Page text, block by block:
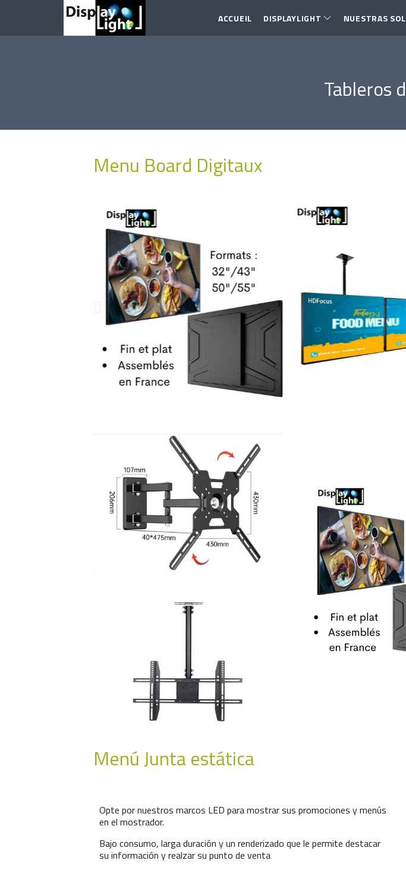
ACCUEIL DISPLAYLIGHT NUESTRAS
Tableros
Menu Board Digitaux
Menú Junta estática
Opte por nuestros marcos LED para mostrar sus promociones y menús
en el mostrador.
Bajo consumo, larga duración y un renderizado que le permite destacar
su información y realzar su punto de venta